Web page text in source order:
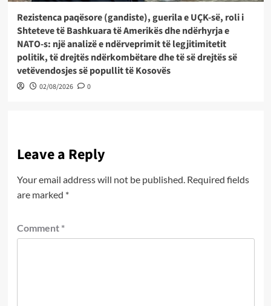
Rezistenca paqësore (gandiste), guerila e UÇK-së, roli i
Shteteve të Bashkuara të Amerikës dhe ndërhyrja e
NATO-s: një analizë e ndërveprimit të legjitimitetit
politik, të drejtës ndërkombëtare dhe të së drejtës së
vetëvendosjes së popullit të Kosovës
02/08/2026 0
Leave a Reply
Your email address will not be published. Required fields
are marked *
Comment *